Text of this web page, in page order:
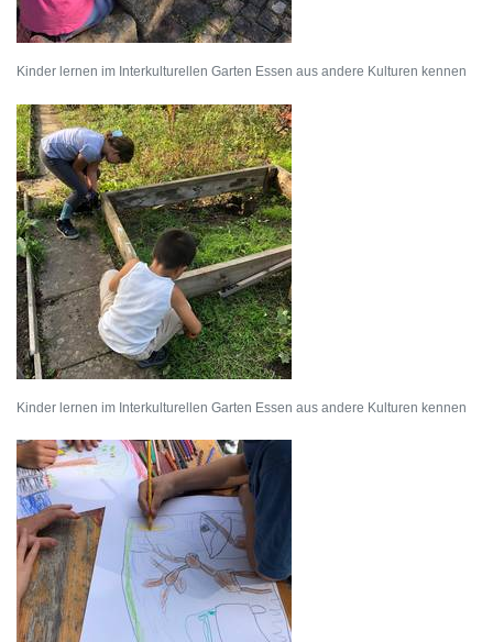
Kinder lernen im Interkulturellen Garten Essen aus andere Kulturen kennen
Kinder lernen im Interkulturellen Garten Essen aus andere Kulturen kennen